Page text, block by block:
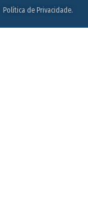
Política de Privacidade.